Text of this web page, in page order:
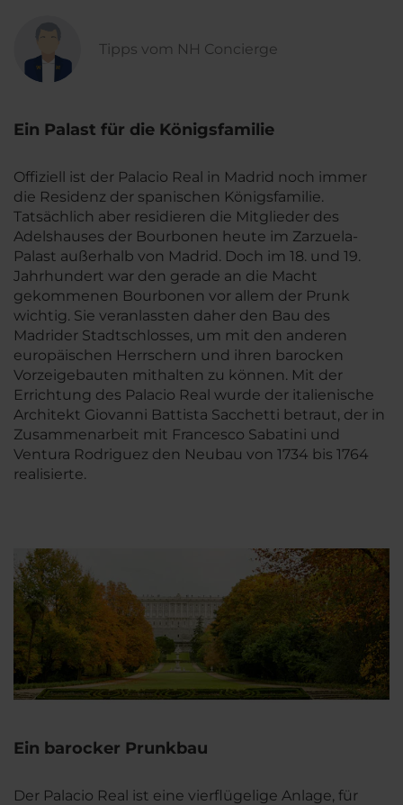
Tipps vom NH Concierge
Ein Palast für die Königsfamilie
Offiziell ist der Palacio Real in Madrid noch immer
die Residenz der spanischen Königsfamilie.
Tatsächlich aber residieren die Mitglieder des
Adelshauses der Bourbonen heute im Zarzuela-
Palast außerhalb von Madrid. Doch im 18. und 19.
Jahrhundert war den gerade an die Macht
gekommenen Bourbonen vor allem der Prunk
wichtig. Sie veranlassten daher den Bau des
Madrider Stadtschlosses, um mit den anderen
europäischen Herrschern und ihren barocken
Vorzeigebauten mithalten zu können. Mit der
Errichtung des Palacio Real wurde der italienische
Architekt Giovanni Battista Sacchetti betraut, der in
Zusammenarbeit mit Francesco Sabatini und
Ventura Rodriguez den Neubau von 1734 bis 1764
realisierte.
Ein barocker Prunkbau
Der Palacio Real ist eine vierflügelige Anlage, für